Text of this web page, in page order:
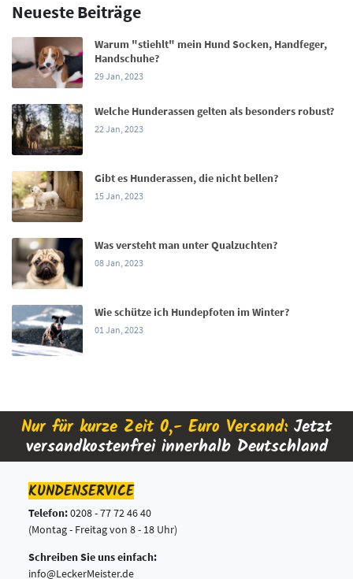
Neueste Beiträge
Warum "stiehlt" mein Hund Socken, Handfeger,
Handschuhe?
29 Jan, 2023
Welche Hunderassen gelten als besonders robust?
22 Jan, 2023
Gibt es Hunderassen, die nicht bellen?
15 Jan, 2023
Was versteht man unter Qualzuchten?
08 Jan, 2023
Wie schütze ich Hundepfoten im Winter?
01 Jan, 2023
Nur für kurze Zeit 0,- Euro Versand: Jetzt
versandkostenfrei innerhalb Deutschland
KUNDENSERVICE
Telefon:0208 - 77 72 46 40
(Montag - Freitag von 8 - 18 Uhr)
Schreiben Sie uns einfach:
info@LeckerMeister.de